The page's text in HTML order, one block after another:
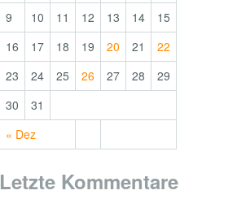
« Dez
9
10 11 12 13 14
15
16
17 18 19 20 21
22
23
24 25 26 27 28
29
30
31
Letzte Kommentare